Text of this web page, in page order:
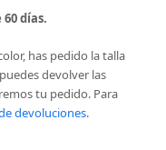
días.
has pedido la talla
devolver las
tu pedido. Para
devoluciones.